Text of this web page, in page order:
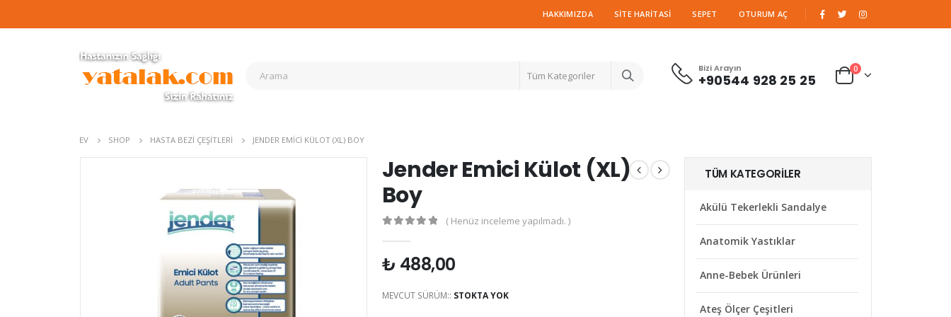
HAKKIMIZDA SITE HARITASI SEPET OTURUM AÇ
Tüm Kategoriler
Bizi Arayın
+90544 928 25 25
0
EV SHOP HASTA BEZI ÇEŞITLERI JENDER EMICI KÜLOT (XL) BOY
Jender Emici Külot (XL)
Boy
( Henüz inceleme yapılmadı. )
₺ 488,00
MEVCUT SÜRÜM:: STOKTA YOK
TÜM KATEGORILER
Akülü Tekerlekli Sandalye
Anatomik Yastıklar
Anne-Bebek Ürünleri
Ateş Ölçer Çeşitleri